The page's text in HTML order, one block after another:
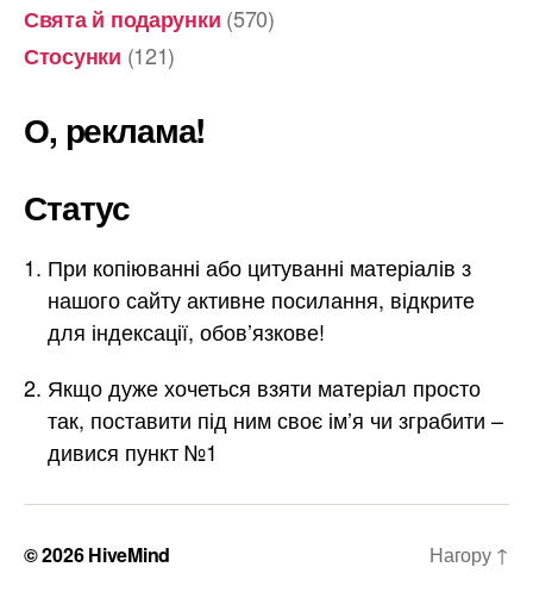
Свята й подарунки (570)
Стосунки (121)
О, реклама!
Статус
При копіюванні або цитуванні матеріалів з
нашого сайту активне посилання, відкрите
для індексації, обов’язкове!
Якщо дуже хочеться взяти матеріал просто
так, поставити під ним своє ім’я чи зграбити –
дивися пункт №1
© 2026HiveMind Нагору ↑